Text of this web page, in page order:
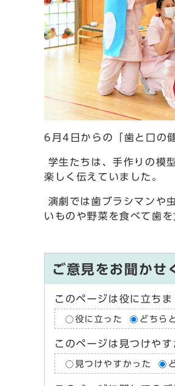
6月4日からの「歯と口の
学生たちは、手作りの模
楽しく伝えていました。
演劇では歯ブラシマンや
いものや野菜を食べて歯
ご意見をお聞かせ
このページは役に立ちま
役に立った どちら
このページは見つけやす
見つけやすかった